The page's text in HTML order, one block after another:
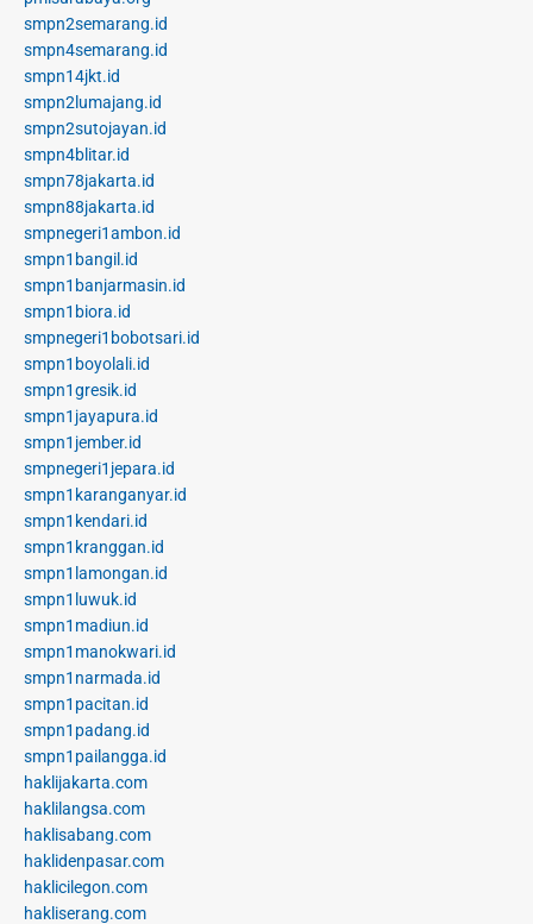
smpn2semarang.id
smpn4semarang.id
smpn14jkt.id
smpn2lumajang.id
smpn2sutojayan.id
smpn4blitar.id
smpn78jakarta.id
smpn88jakarta.id
smpnegeri1ambon.id
smpn1bangil.id
smpn1banjarmasin.id
smpn1biora.id
smpnegeri1bobotsari.id
smpn1boyolali.id
smpn1gresik.id
smpn1jayapura.id
smpn1jember.id
smpnegeri1jepara.id
smpn1karanganyar.id
smpn1kendari.id
smpn1kranggan.id
smpn1lamongan.id
smpn1luwuk.id
smpn1madiun.id
smpn1manokwari.id
smpn1narmada.id
smpn1pacitan.id
smpn1padang.id
smpn1pailangga.id
haklijakarta.com
haklilangsa.com
haklisabang.com
haklidenpasar.com
haklicilegon.com
hakliserang.com